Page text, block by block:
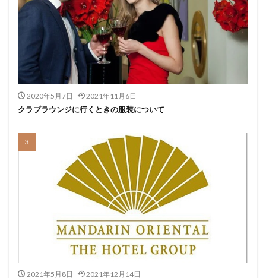
2020年5月7日 2021年11月6日
クラブラウンジに行くときの服装について
2021年5月8日 2021年12月14日